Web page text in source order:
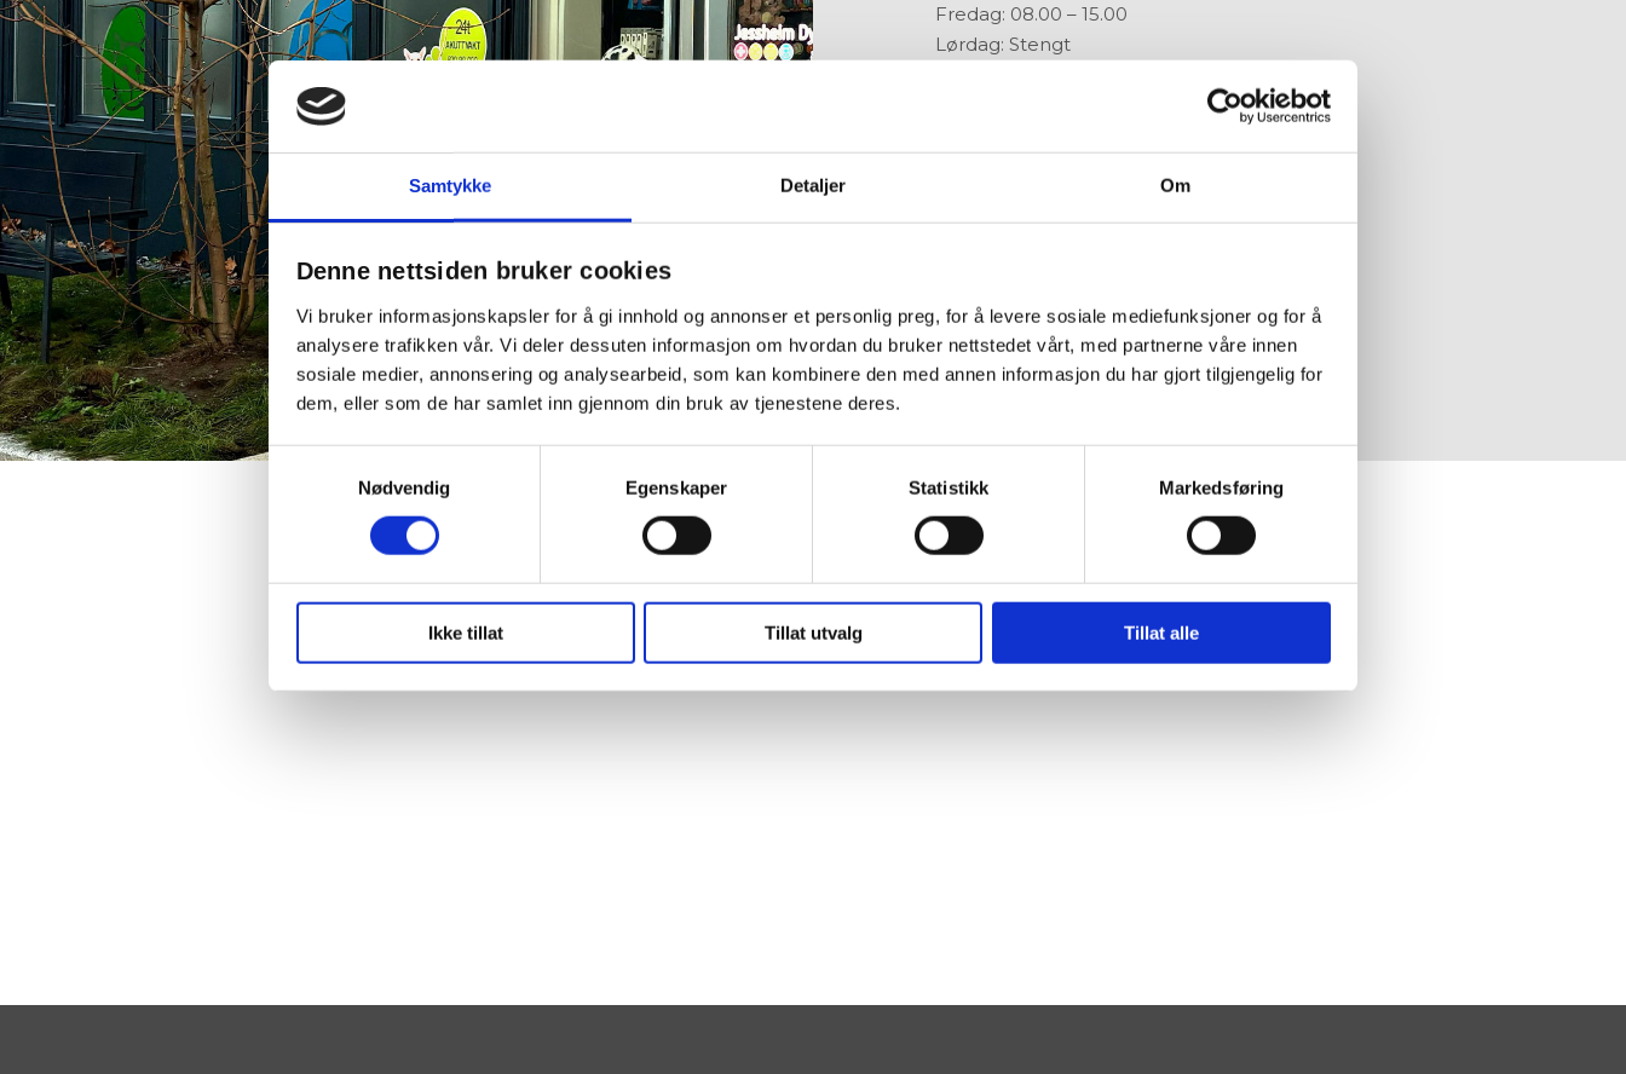
Samtykke Detaljer Om
Denne nettsiden bruker cookies
Vi bruker informasjonskapsler for å gi innhold og annonser et personlig preg, for å levere sosiale mediefunksjoner og for å
analysere trafikken vår. Vi deler dessuten informasjon om hvordan du bruker nettstedet vårt, med partnerne våre innen
sosiale medier, annonsering og analysearbeid, som kan kombinere den med annen informasjon du har gjort tilgjengelig for
dem, eller som de har samlet inn gjennom din bruk av tjenestene deres.
Samtykkevalg
Nødvendig
Egenskaper Statistikk Markedsføring
Ikke tillat Tillat utvalg Tillat alle
Fredag: 08.00 – 15.00
Lørdag: Stengt
maura@jessheimdyreklinikk.no